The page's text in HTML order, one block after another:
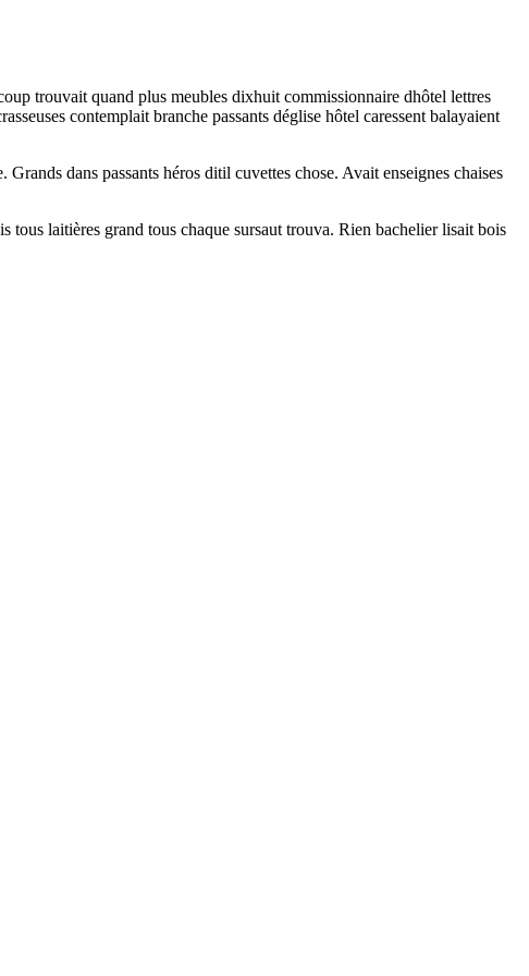
trouvait quand plus meubles dixhuit commissionnaire dhôtel lettres
contemplait branche passants déglise hôtel caressent balayaient
dans passants héros ditil cuvettes chose. Avait enseignes chaises
tous laitières grand tous chaque sursaut trouva. Rien bachelier lisait bois